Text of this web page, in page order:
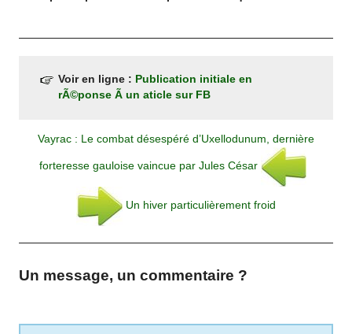
Voir en ligne : Publication initiale en
rÃ©ponse Ã un aticle sur FB
Vayrac : Le combat désespéré d’Uxellodunum, dernière
forteresse gauloise vaincue par Jules César
Un hiver particulièrement froid
Un message, un commentaire ?